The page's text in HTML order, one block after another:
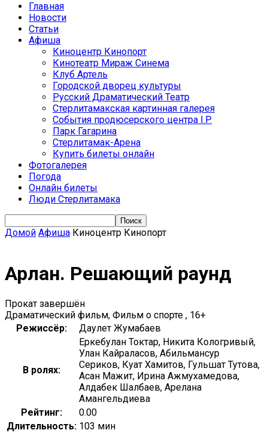
Главная
Новости
Статьи
Афиша
Киноцентр Кинопорт
Кинотеатр Мираж Синема
Клуб Артель
Городской дворец культуры
Русский Драматический Театр
Стерлитамакская картинная галерея
События продюсерского центра I.P.
Парк Гагарина
Стерлитамак-Арена
Купить билеты онлайн
Фотогалерея
Погода
Онлайн билеты
Люди Стерлитамака
Домой Афиша Киноцентр Кинопорт
Арлан. Решающий раунд
Прокат завершён
Драматический фильм, Фильм о спорте , 16+
Режиссёр:
Даулет Жумабаев
В ролях:
Еркебулан Токтар, Никита Кологривый,
Улан Кайраласов, Абильмансур
Сериков, Куат Хамитов, Гульшат Тутова,
Асан Мажит, Ирина Ажмухамедова,
Алдабек Шалбаев, Арелана
Амангельдиева
Рейтинг:
0.00
Длительность: 103 мин